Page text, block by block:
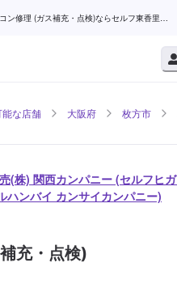
ン修理 (ガス補充・点検)ならセルフ東香里
な店舗 大阪府 枚方市
(株) 関西カンパニー (セルフヒ
ハンバイ カンサイカンパニー)
充・点検)